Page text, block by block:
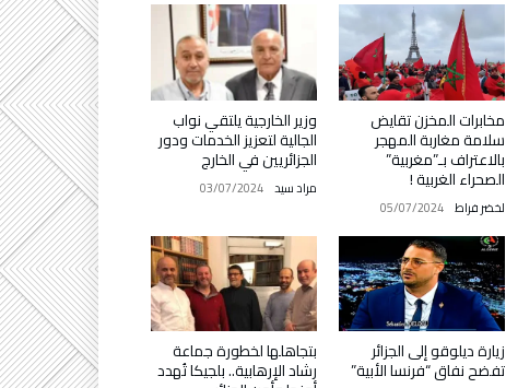
وزير الخارجية يلتقي نواب
الجالية لتعزيز الخدمات ودور
الجزائريين في الخارج
مراد سيد 03/07/2024
مخابرات المخزن تقايض
سلامة مغاربة المهجر
بالاعتراف بـ”مغربية”
الصحراء الغربية !
لخضر فراط 05/07/2024
بتجاهلها لخطورة جماعة
رشاد الإرهابية.. بلجيكا تُهدد
زيارة ديلوقو إلى الجزائر
تفضح نفاق “فرنسا الأبية”